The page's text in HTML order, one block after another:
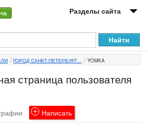
Разделы сайта
ГОРОД САНКТ-ПЕТЕРБУРГ... YOMKA
страница пользователя
Написать